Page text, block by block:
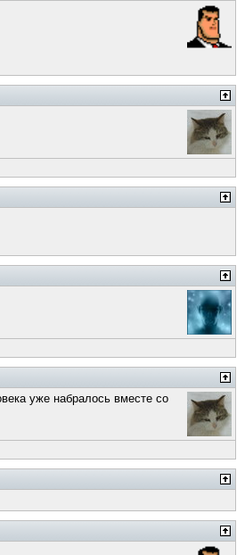
уже набралось вместе со